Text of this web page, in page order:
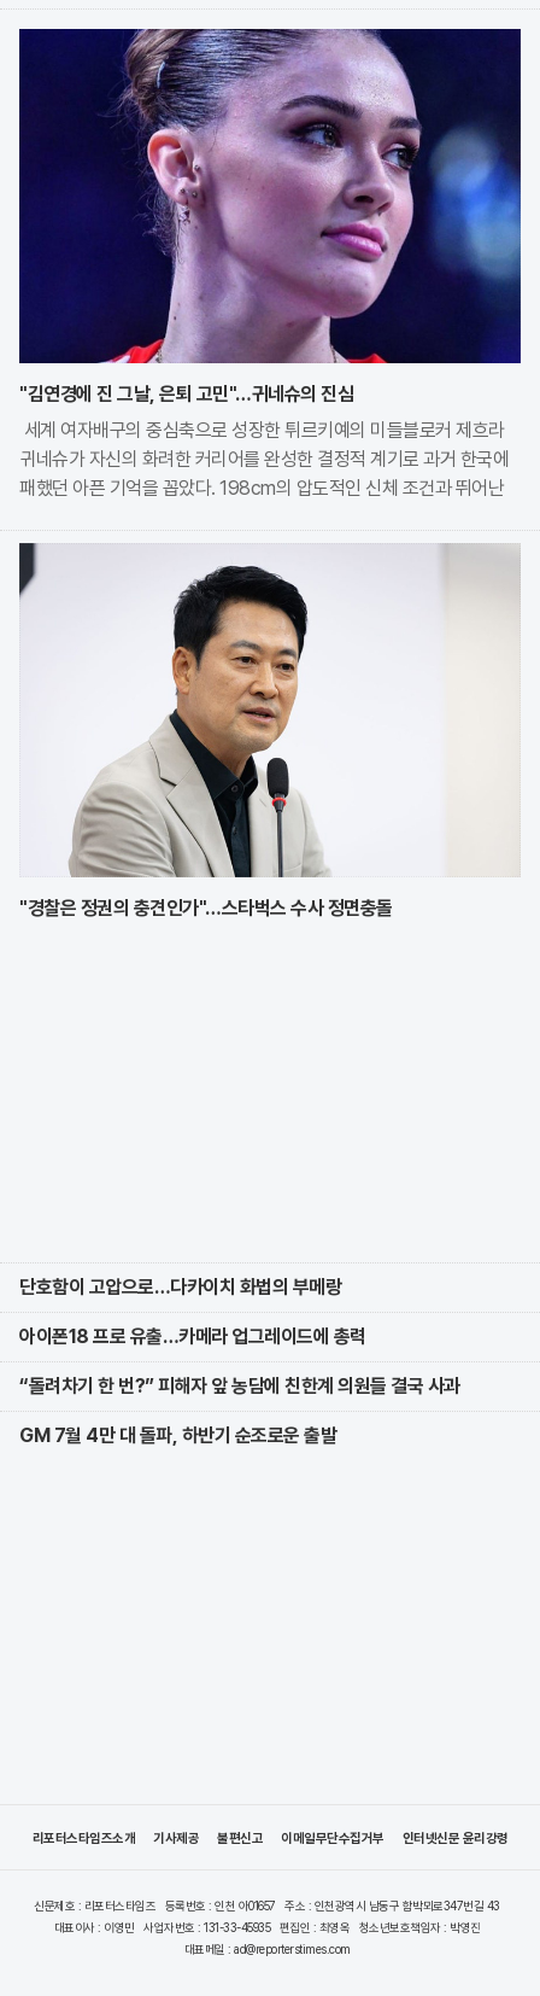
"김연경에 진 그날, 은퇴 고민"…귀네슈의 진심
세계 여자배구의 중심축으로 성장한 튀르키예의 미들블로커 제흐라
귀네슈가 자신의 화려한 커리어를 완성한 결정적 계기로 과거 한국에
패했던 아픈 기억을 꼽았다. 198cm의 압도적인 신체 조건과 뛰어난
지 언론과의 인터뷰를 통해 2020 도쿄 올림픽
"경찰은 정권의 충견인가"…스타벅스 수사 정면충돌
단호함이 고압으로…다카이치 화법의 부메랑
아이폰18 프로 유출…카메라 업그레이드에 총력
“돌려차기 한 번?” 피해자 앞 농담에 친한계 의원들 결국 사과
GM 7월 4만 대 돌파, 하반기 순조로운 출발
리포터스타임즈소개 기사제공 불편신고 이메일무단수집거부 인터넷신문 윤리강령
신문제호 : 리포터스타임즈 등록번호 : 인천 아01657
주소 : 인천광역시 남동구 함박뫼로347번길 43
대표이사 : 이영민
사업자번호 : 131-33-45935 편집인 : 최영옥
청소년보호책임자 : 박영진
대표메일 : ad@reporterstimes.com